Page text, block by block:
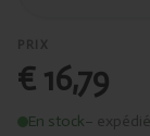
PRIX
€ 16,79
En stock–